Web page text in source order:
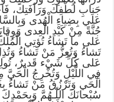
جَنابِ لُطْفِكَ وَرَأفَتِكَ،
عَلَي بِضِياءِ الْهُدى
جُنَّةً مِنْ كَيْدِ الْعِدى
عَلى ما تَشاءُ تُؤتِي
تَشاءُ وَتُعِزُّ مَنْ تَشاءُ
عَلى كُلِّ شَيْء قَديرٌ، تُولِجُ
فِي اللَّيْلِ وَتُخْرِجُ
الْحَي وَتَرْزُقُ مَنْ تَشاءُ
سُبْحانَكَ اللّـهُمَّ